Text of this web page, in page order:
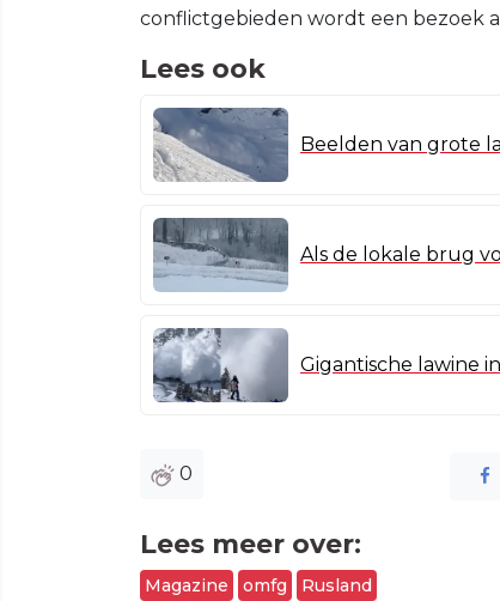
conflictgebieden wordt een bezoek
Lees ook
Beelden van grote
Als de lokale brug
Gigantische lawine
0
Lees meer over:
Magazine omfg Rusland